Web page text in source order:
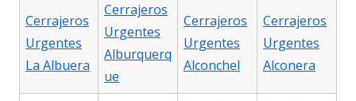
Cerrajeros
Urgentes
La Albuera
Cerrajeros
Urgentes
Alburquerq
ue
Cerrajeros
Urgentes
Alconchel
Cerrajeros
Urgentes
Alconera